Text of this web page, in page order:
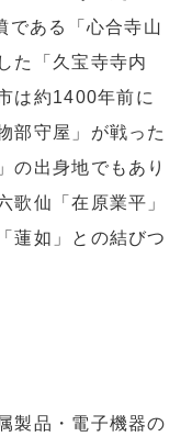
である「心合寺山
た「久宝寺寺内
は約1400年前に
部守屋」が戦った
の出身地でもあり
歌仙「在原業平」
蓮如」との結びつ
製品・電子機器の